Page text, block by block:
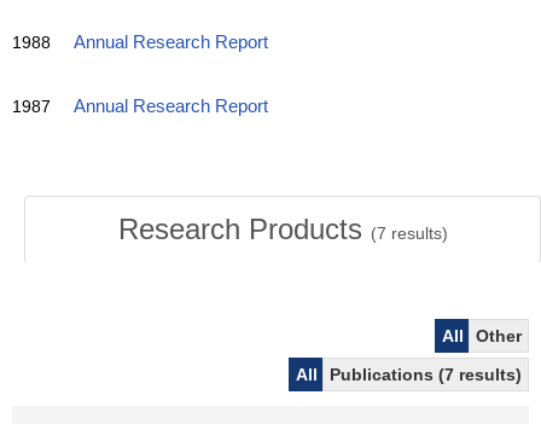
1988 Annual Research Report
1987 Annual Research Report
Research Products (7 results)
All
Other
All
Publications (7 results)